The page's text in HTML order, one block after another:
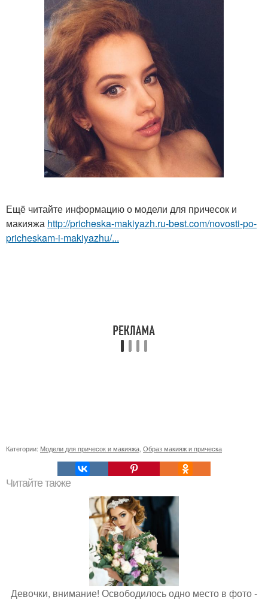
Ещё читайте информацию о модели для причесок и
макияжа http://pricheska-makiyazh.ru-best.com/novosti-po-
pricheskam-i-makiyazhu/...
Категории: Модели для причесок и макияжа Образ макияж и прическа
Читайте также
Девочки, внимание! Освободилось одно место в фото -